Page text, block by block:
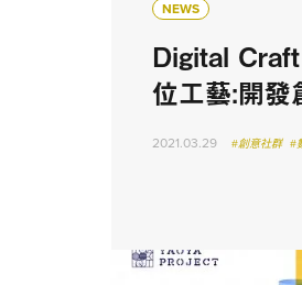
NEWS
Digital
位工藝:開發
2021.03.29 #創意社群 #